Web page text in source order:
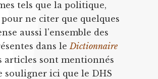
tels que la politique,
ne citer que quelques
aussi l'ensemble des
dans le Dictionnaire
articles sont mentionnés
souligner ici que le DHS